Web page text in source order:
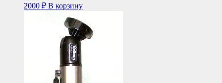
2000 ₽ В корзину